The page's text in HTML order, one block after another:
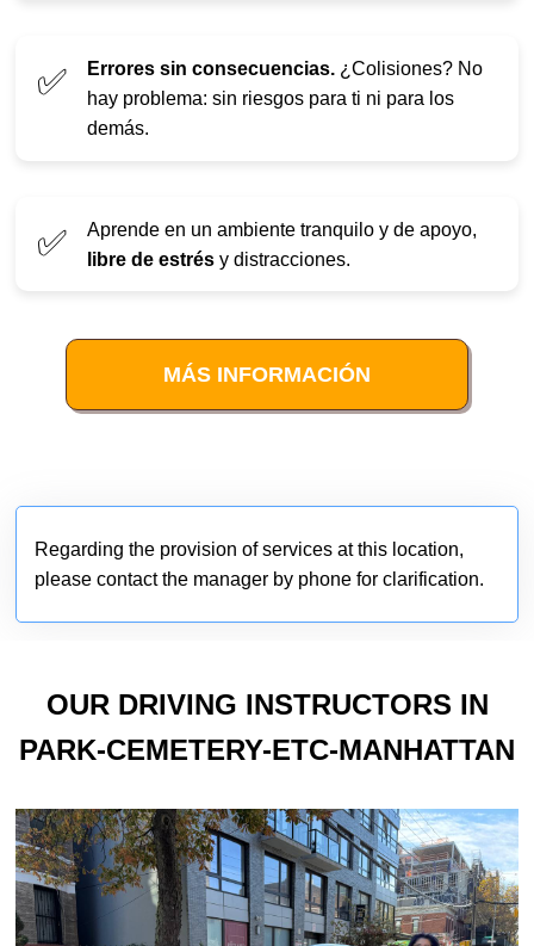
✅ Errores sin consecuencias. ¿Colisiones? No
hay problema: sin riesgos para ti ni para los
demás.
✅
Aprende en un ambiente tranquilo y de apoyo,
libre de estrés y distracciones.
MÁS INFORMACIÓN
Regarding the provision of services at this location,
please contact the manager by phone for clarification.
OUR DRIVING INSTRUCTORS IN
PARK-CEMETERY-ETC-MANHATTAN